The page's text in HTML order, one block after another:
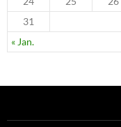
« Jan.
31